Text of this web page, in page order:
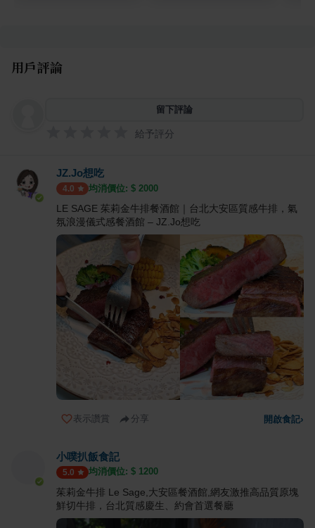
用戶評論
留下評論
給予評分
JZ.Jo想吃
4.0 均消價位: $ 2000
LE SAGE 茱莉金牛排餐酒館｜台北大安區質感牛排，氣
氛浪漫儀式感餐酒館 – JZ.Jo想吃
表示讚賞 分享 開啟食記›
小噗扒飯食記
5.0 均消價位: $ 1200
茱莉金牛排 Le Sage,大安區餐酒館,網友激推高品質原塊
鮮切牛排，台北質感慶生、約會首選餐廳